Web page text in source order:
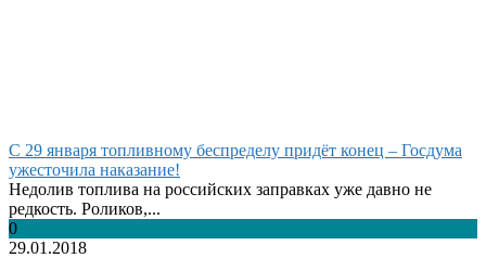
С 29 января топливному беспределу придёт конец – Госдума
ужесточила наказание!
Недолив топлива на российских заправках уже давно не
редкость. Роликов,...
0
29.01.2018